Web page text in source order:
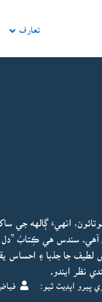
تعارف
انهيءَ ڳالهه جي
آهي. سندس هي ڪِتابُ ”دل
جا جذبا ۽ احساس
نظر ايندو.
ڀيرو اپڊيٽ ٿيو: